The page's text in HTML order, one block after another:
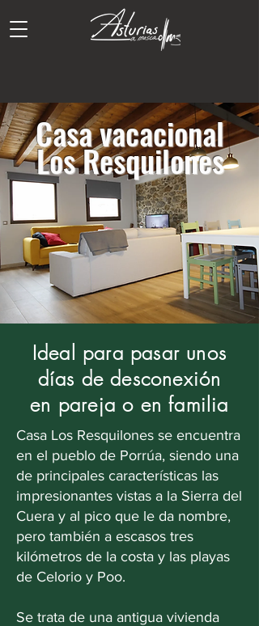
Casa vacacional
Los Resquilones
Ideal para pasar unos
días de desconexión
en pareja o en familia
Casa Los Resquilones se encuentra
en el pueblo de Porrúa, siendo una
de principales características las
impresionantes vistas a la Sierra del
Cuera y al pico que le da nombre,
pero también a escasos tres
kilómetros de la costa y las playas
de Celorio y Poo.
Se trata de una antigua vivienda